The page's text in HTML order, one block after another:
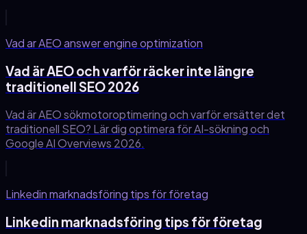
Vad ar AEO answer engine optimization
Vad är AEO och varför räcker inte längre
traditionell SEO 2026
Vad är AEO sökmotoroptimering och varför ersätter det
traditionell SEO? Lär dig optimera för AI-sökning och
Google AI Overviews 2026.
Linkedin marknadsföring tips för företag
Linkedin marknadsföring tips för företag